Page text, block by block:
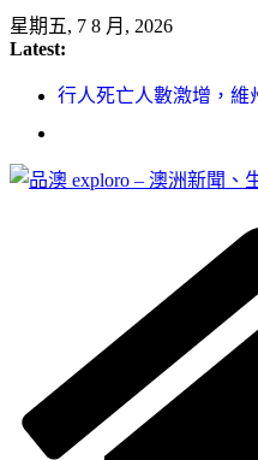
Skip
to
content
星期五, 7 8 月, 2026
Latest:
行人死亡人數激增，維
壓
拒絕白工！ Aldi涉強迫